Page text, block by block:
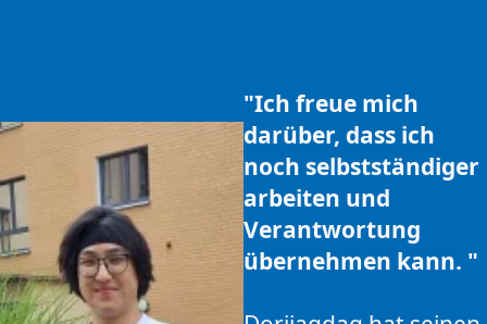
"Ich freue mich
darüber, dass ich
noch selbstständiger
arbeiten und
Verantwortung
übernehmen kann. "